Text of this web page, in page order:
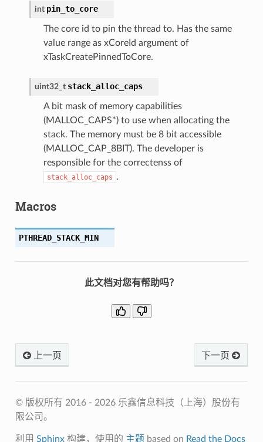
int pin_to_core
The core id to pin the thread to. Has the same
value range as xCoreId argument of
xTaskCreatePinnedToCore.
uint32_t stack_alloc_caps
A bit mask of memory capabilities
(MALLOC_CAPS*) to use when allocating the
stack. The memory must be 8 bit accessible
(MALLOC_CAP_8BIT). The developer is
responsible for the correctenss of
stack_alloc_caps .
Macros
PTHREAD_STACK_MIN
此文档对您有帮助吗？
上一页 下一页
© 版权所有 2016 - 2026 乐鑫信息科技（上海）股份有
限公司。
利用 Sphinx构建，使用的 主题 based on Read the Docs